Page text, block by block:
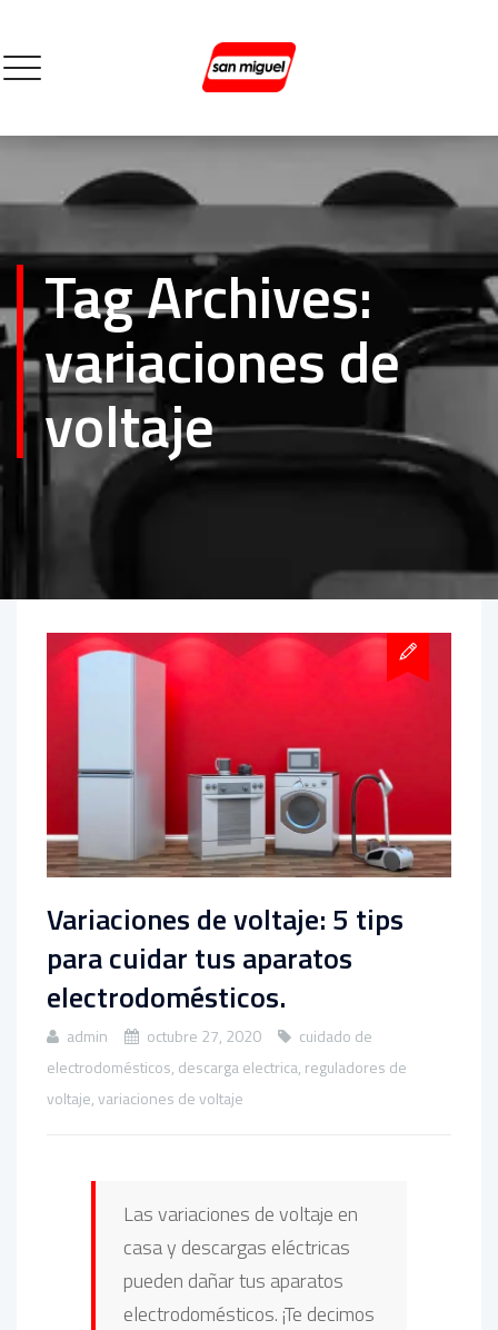
Tag Archives:
variaciones de
voltaje
Variaciones de voltaje: 5 tips
para cuidar tus aparatos
electrodomésticos.
admin octubre 27, 2020
cuidado de
electrodomésticos, descarga electrica, reguladores de
voltaje,variaciones de voltaje
Las variaciones de voltaje en
casa y descargas eléctricas
pueden dañar tus aparatos
electrodomésticos. ¡Te decimos